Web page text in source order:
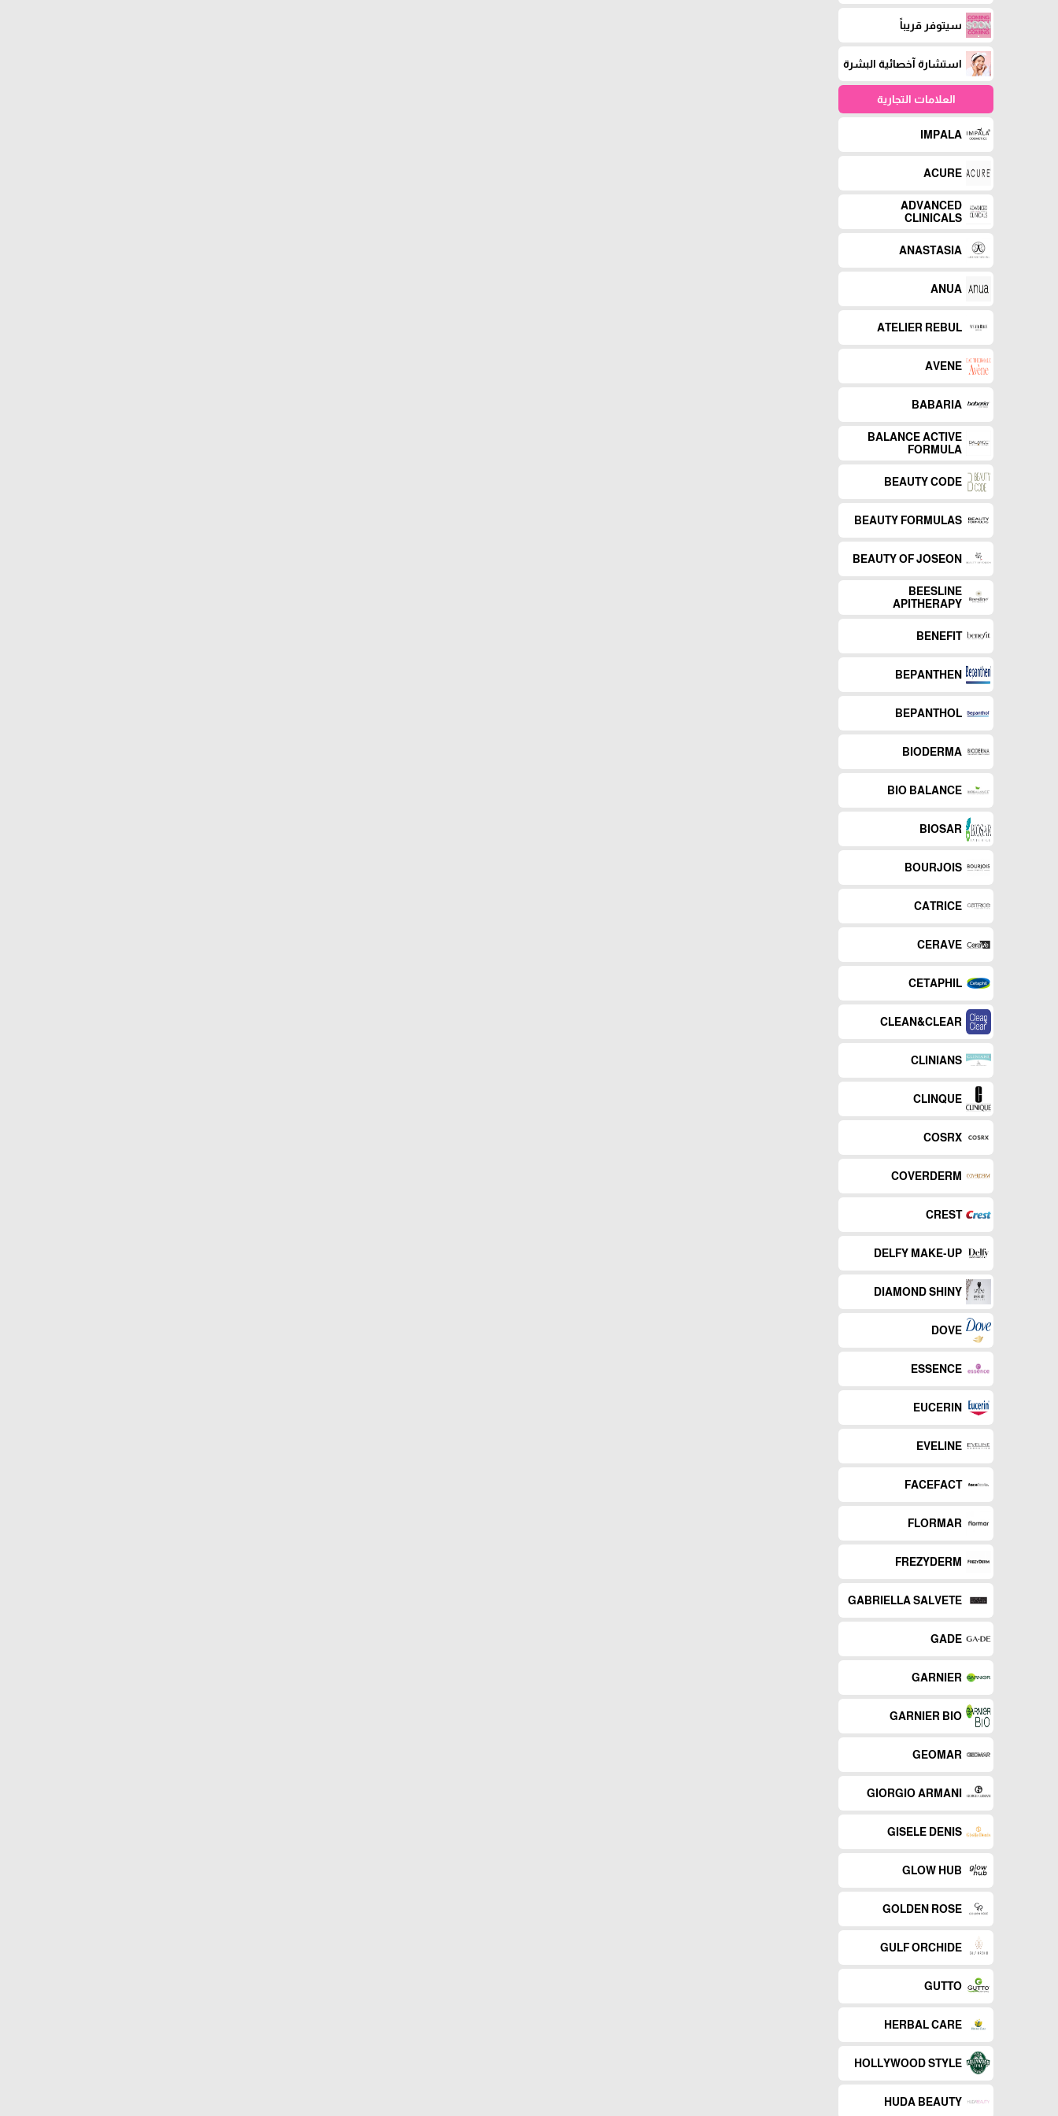
سيتوفر قريباً
استشارة آخصائية البشرة
العلامات التجارية
IMPALA
ACURE
ADVANCED
CLINICALS
ANASTASIA
ANUA
ATELIER REBUL
AVENE
BABARIA
BALANCE ACTIVE
FORMULA
BEAUTY CODE
BEAUTY FORMULAS
BEAUTY OF JOSEON
BEESLINE
APITHERAPY
BENEFIT
BEPANTHEN
BEPANTHOL
BIODERMA
BIO BALANCE
BIOSAR
BOURJOIS
CATRICE
CERAVE
CETAPHIL
CLEAN&CLEAR
CLINIANS
CLINQUE
COSRX
COVERDERM
CREST
DELFY MAKE-UP
DIAMOND SHINY
DOVE
ESSENCE
EUCERIN
EVELINE
FACEFACT
FLORMAR
FREZYDERM
GABRIELLA SALVETE
GADE
GARNIER
GARNIER BIO
GEOMAR
GIORGIO ARMANI
GISELE DENIS
GLOW HUB
GOLDEN ROSE
GULF ORCHIDE
GUTTO
HERBAL CARE
HOLLYWOOD STYLE
HUDA BEAUTY